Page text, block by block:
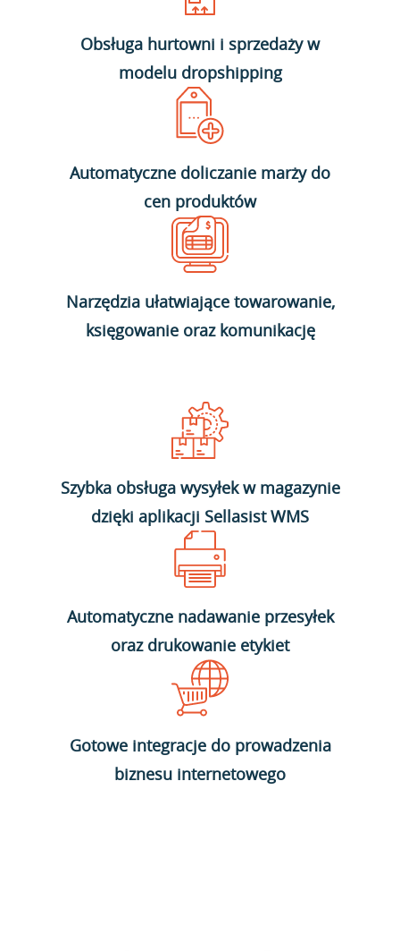
Obsługa hurtowni i sprzedaży w
modelu dropshipping
Automatyczne doliczanie marży do
cen produktów
Narzędzia ułatwiające towarowanie,
księgowanie oraz komunikację
Szybka obsługa wysyłek w magazynie
dzięki aplikacji Sellasist WMS
Automatyczne nadawanie przesyłek
oraz drukowanie etykiet
Gotowe integracje do prowadzenia
biznesu internetowego